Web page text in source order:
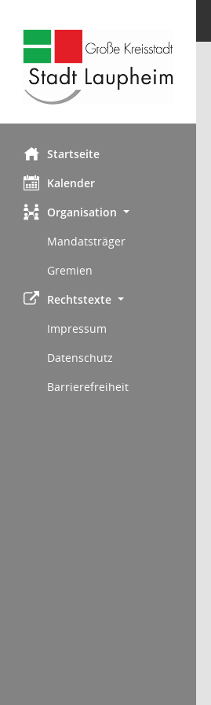
Startseite
Kalender
Organisation
Mandatsträger
Gremien
Rechtstexte
Impressum
Datenschutz
Barrierefreiheit